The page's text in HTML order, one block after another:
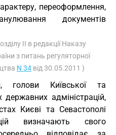
переоформлення,
документів
II в редакції Наказу
з питань регуляторної
N 34 від 30.05.2011 )
голови Київської та
державних адміністрацій,
Києві та Севастополі
визначають свого